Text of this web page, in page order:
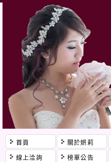
首頁 關於妍莉
線上洽詢 榜單公告